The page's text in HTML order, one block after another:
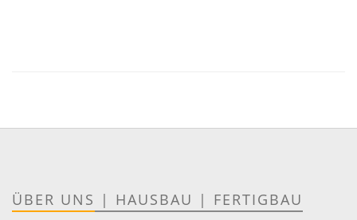
ÜBER UNS | HAUSBAU | FERTIGBAU